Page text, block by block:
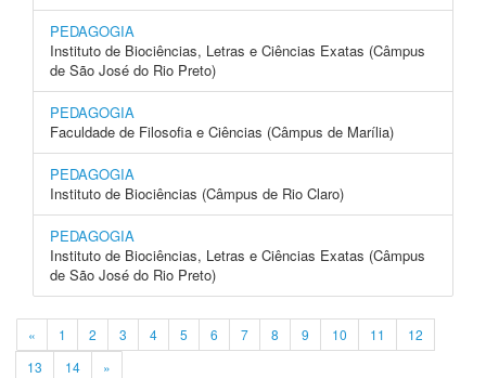
PEDAGOGIA
Instituto de Biociências, Letras e Ciências Exatas (Câmpus
de São José do Rio Preto)
PEDAGOGIA
Faculdade de Filosofia e Ciências (Câmpus de Marília)
PEDAGOGIA
Instituto de Biociências (Câmpus de Rio Claro)
PEDAGOGIA
Instituto de Biociências, Letras e Ciências Exatas (Câmpus
de São José do Rio Preto)
« 1 2 3 4 5 6 7 8 9 10 11
12
13
14 »